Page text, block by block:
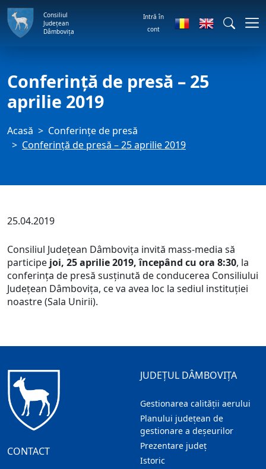
Consiliul
Județean
Dâmbovița
Intră în
cont
Conferință de presă – 25
aprilie 2019
Acasă
Conferințe de presă
Conferință de presă – 25 aprilie 2019
25.04.2019
Consiliul Județean Dâmbovița invită mass-media să
participe joi, 25 aprilie 2019, începând cu ora 8:30, la
conferința de presă susținută de conducerea Consiliului
Județean Dâmbovița, ce va avea loc la sediul instituției
noastre (Sala Unirii).
CONTACT
JUDEȚUL DÂMBOVIȚA
Gestionarea calității aerului
Planului județean de
gestionare a deșeurilor
Prezentare judeţ
Istoric